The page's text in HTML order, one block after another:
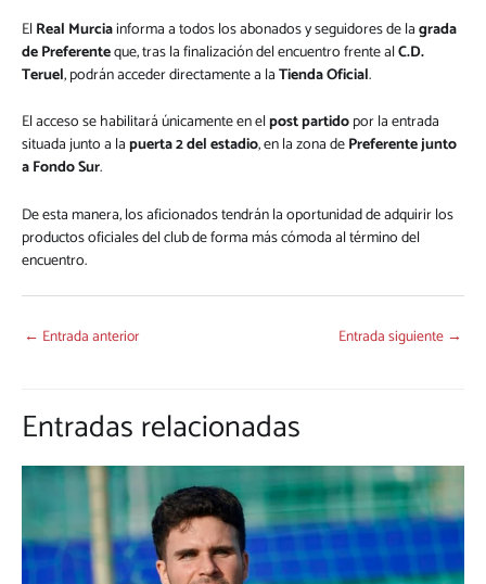
ElReal Murciainforma a todos los abonados y seguidores de lagrada
de Preferenteque, tras la finalización del encuentro frente alC.D.
Teruel, podrán acceder directamente a laTienda Oficial.
El acceso se habilitará únicamente en elpost partidopor la entrada
situada junto a lapuerta 2 del estadio, en la zona dePreferente junto
a Fondo Sur.
De esta manera, los aficionados tendrán la oportunidad de adquirir los
productos oficiales del club de forma más cómoda al término del
encuentro.
← Entrada anterior Entrada siguiente →
Entradas relacionadas